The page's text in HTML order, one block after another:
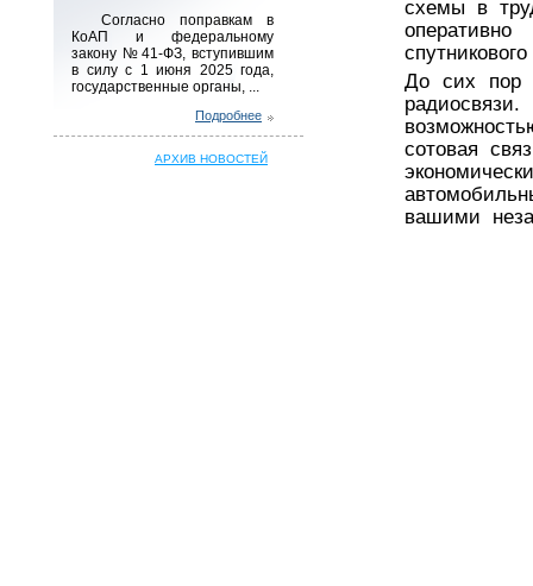
схемы в
До сих пор
сотовая
вашими
Согласно поправкам в
КоАП и федеральному
закону № 41-ФЗ, вступившим
в силу с 1 июня 2025 года,
государственные органы, ...
Подробнее
АРХИВ НОВОСТЕЙ